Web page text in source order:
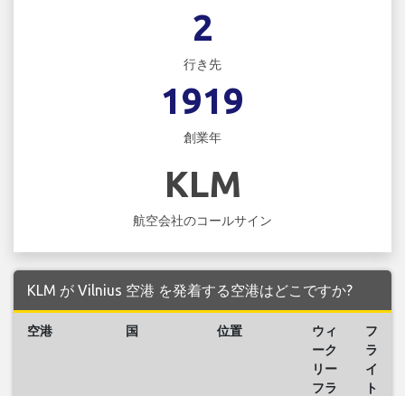
2
行き先
1919
創業年
KLM
航空会社のコールサイン
KLM が Vilnius 空港 を発着する空港はどこですか?
空港 国 位置
ウィ
ーク
リー
フラ
フ
ラ
イ
ト